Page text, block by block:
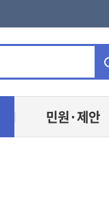
민원·제안